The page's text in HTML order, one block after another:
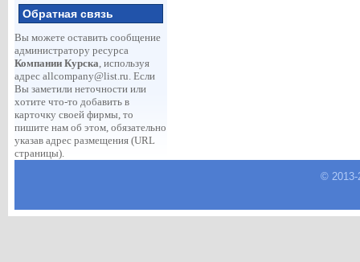
Обратная связь
Вы можете оставить сообщение
администратору ресурса
Компании Курска, используя
адрес allcompany@list.ru. Если
Вы заметили неточности или
хотите что-то добавить в
карточку своей фирмы, то
пишите нам об этом, обязательно
указав адрес размещения (URL
страницы).
© 2013-